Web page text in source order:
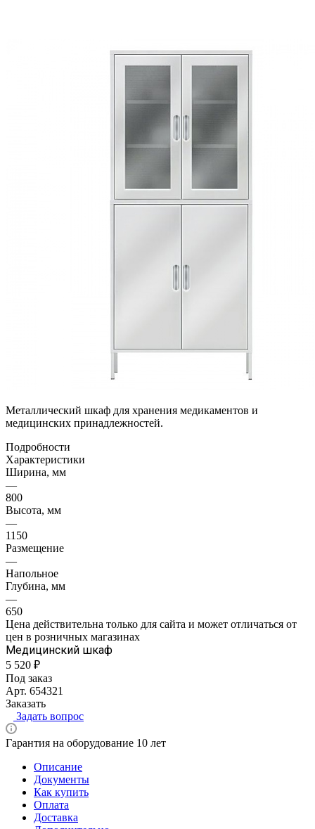
Металлический шкаф для хранения медикаментов и
медицинских принадлежностей.
Подробности
Характеристики
Ширина, мм
—
800
Высота, мм
—
1150
Размещение
—
Напольное
Глубина, мм
—
650
Цена действительна только для сайта и может отличаться от
цен в розничных магазинах
Медицинский шкаф
5 520 ₽
Под заказ
Арт. 654321
Заказать
Задать вопрос
Гарантия на оборудование 10 лет
Описание
Документы
Как купить
Оплата
Доставка